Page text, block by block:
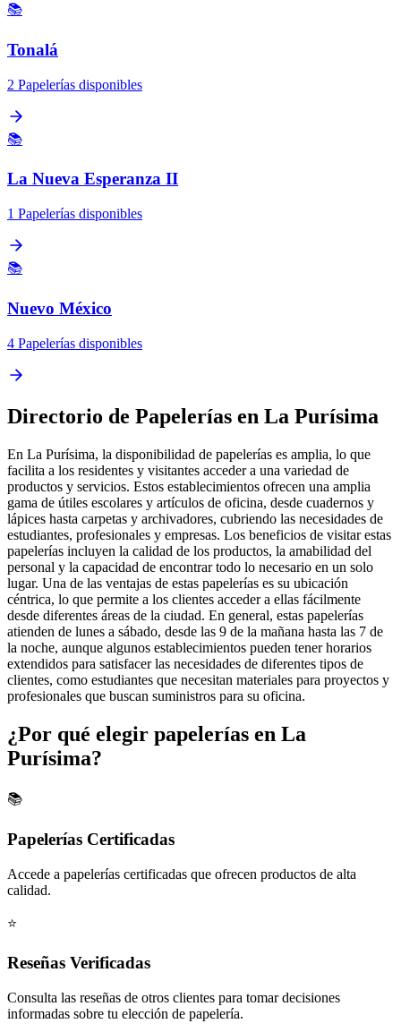
📚
Tonalá
2 Papelerías disponibles
📚
La Nueva Esperanza II
1 Papelerías disponibles
📚
Nuevo México
4 Papelerías disponibles
Directorio de Papelerías en La Purísima
En La Purísima, la disponibilidad de papelerías es amplia, lo que
facilita a los residentes y visitantes acceder a una variedad de
productos y servicios. Estos establecimientos ofrecen una amplia
gama de útiles escolares y artículos de oficina, desde cuadernos y
lápices hasta carpetas y archivadores, cubriendo las necesidades de
estudiantes, profesionales y empresas. Los beneficios de visitar estas
papelerías incluyen la calidad de los productos, la amabilidad del
personal y la capacidad de encontrar todo lo necesario en un solo
lugar. Una de las ventajas de estas papelerías es su ubicación
céntrica, lo que permite a los clientes acceder a ellas fácilmente
desde diferentes áreas de la ciudad. En general, estas papelerías
atienden de lunes a sábado, desde las 9 de la mañana hasta las 7 de
la noche, aunque algunos establecimientos pueden tener horarios
extendidos para satisfacer las necesidades de diferentes tipos de
clientes, como estudiantes que necesitan materiales para proyectos y
profesionales que buscan suministros para su oficina.
¿Por qué elegir papelerías en La
Purísima?
📚
Papelerías Certificadas
Accede a papelerías certificadas que ofrecen productos de alta
calidad.
⭐
Reseñas Verificadas
Consulta las reseñas de otros clientes para tomar decisiones
informadas sobre tu elección de papelería.